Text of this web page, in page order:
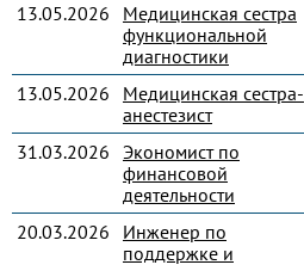
13.05.2026
Медицинская сестра
функциональной
диагностики
13.05.2026
Медицинская сестра-
анестезист
31.03.2026 Экономист по
финансовой
деятельности
20.03.2026
Инженер по
поддержке и